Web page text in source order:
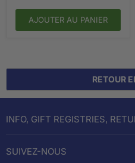
Couverture
rigideAJOUTER AU PANIER
RETOUR
INFO, GIFT REGISTRIES,
SUIVEZ-NOUS